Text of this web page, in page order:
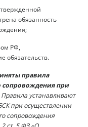
обязанность
РФ,
обязательств.
правила
сопровождения при
Правила устанавливают
при осуществлении
сопровождения